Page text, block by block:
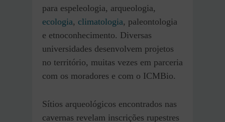
para espeleologia, arqueologia,
ecologia, climatologia, paleontologia
e etnoconhecimento. Diversas
universidades desenvolvem projetos
no território, muitas vezes em parceria
com os moradores e com o ICMBio.
Sítios arqueológicos encontrados nas
cavernas revelam inscrições rupestres